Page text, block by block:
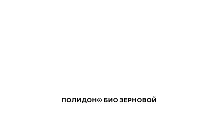
ПОЛИДОН® БИО ЗЕРНОВОЙ